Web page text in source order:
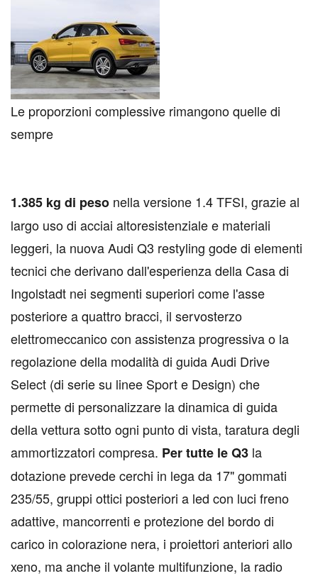
Le proporzioni complessive rimangono quelle di
sempre
1.385 kg di peso nella versione 1.4 TFSI, grazie al
largo uso di acciai altoresistenziale e materiali
leggeri, la nuova Audi Q3 restyling gode di elementi
tecnici che derivano dall'esperienza della Casa di
Ingolstadt nei segmenti superiori come l'asse
posteriore a quattro bracci, il servosterzo
elettromeccanico con assistenza progressiva o la
regolazione della modalità di guida Audi Drive
Select (di serie su linee Sport e Design) che
permette di personalizzare la dinamica di guida
della vettura sotto ogni punto di vista, taratura degli
ammortizzatori compresa. Per tutte le Q3 la
dotazione prevede cerchi in lega da 17" gommati
235/55, gruppi ottici posteriori a led con luci freno
adattive, mancorrenti e protezione del bordo di
carico in colorazione nera, i proiettori anteriori allo
xeno, ma anche il volante multifunzione, la radio